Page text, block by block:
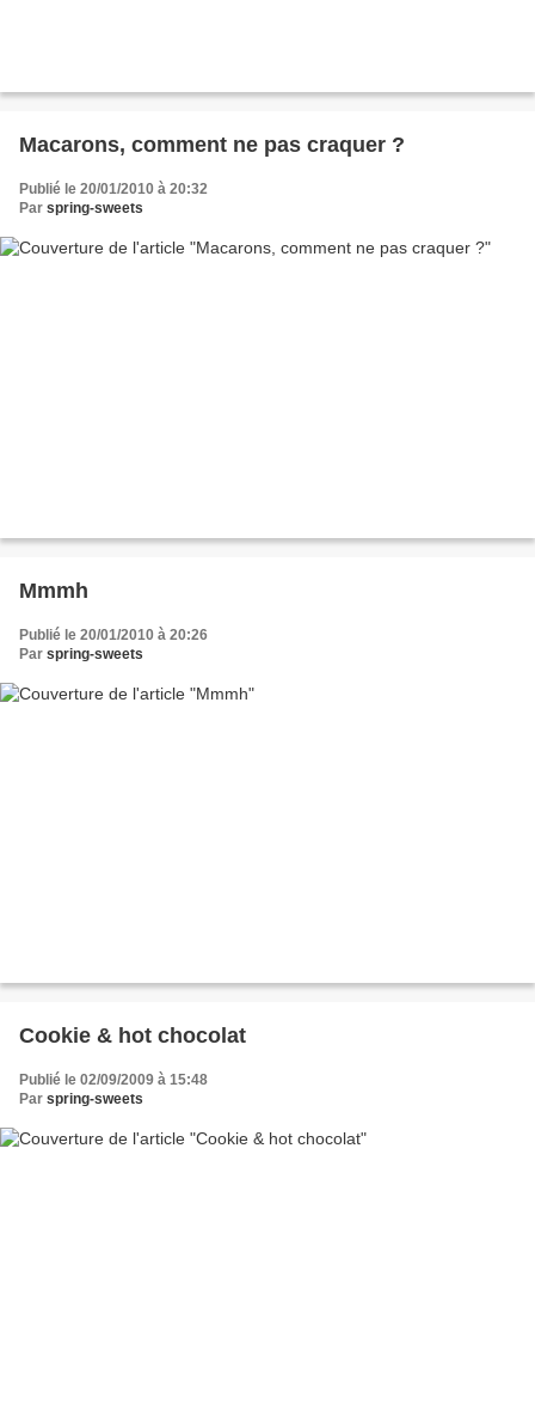
Macarons, comment ne pas craquer ?
Publié le 20/01/2010 à 20:32
Par spring-sweets
Mmmh
Publié le 20/01/2010 à 20:26
Par spring-sweets
Cookie & hot chocolat
Publié le 02/09/2009 à 15:48
Par spring-sweets